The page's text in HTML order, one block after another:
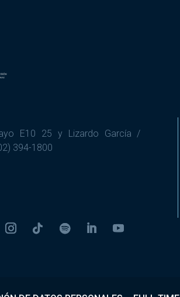
E10 25 y Lizardo García /
394-1800